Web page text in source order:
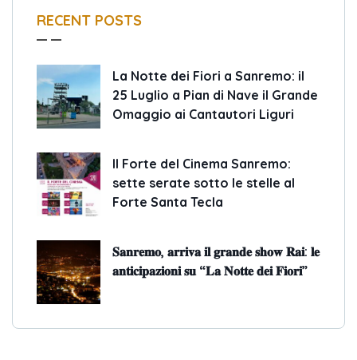
RECENT POSTS
La Notte dei Fiori a Sanremo: il
25 Luglio a Pian di Nave il Grande
Omaggio ai Cantautori Liguri
Il Forte del Cinema Sanremo:
sette serate sotto le stelle al
Forte Santa Tecla
𝐒𝐚𝐧𝐫𝐞𝐦𝐨, 𝐚𝐫𝐫𝐢𝐯𝐚 𝐢𝐥 𝐠𝐫𝐚𝐧𝐝𝐞 𝐬𝐡𝐨𝐰 𝐑𝐚𝐢: 𝐥𝐞
𝐚𝐧𝐭𝐢𝐜𝐢𝐩𝐚𝐳𝐢𝐨𝐧𝐢 𝐬𝐮 “𝐋𝐚 𝐍𝐨𝐭𝐭𝐞 𝐝𝐞𝐢 𝐅𝐢𝐨𝐫𝐢”